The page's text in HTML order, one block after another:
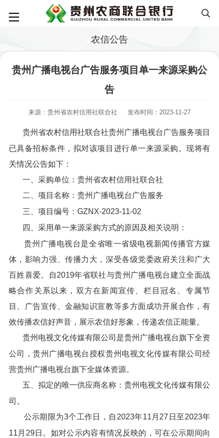
农信公告
贵州广播电视台广告服务项目单一来源采购公
告
来源：贵州省农村信用社联合社 发布时间：2023-11-27
贵州省农村信用社联合社贵州广播电视台广告服务项目
已具备招标条件，拟对该项目进行单一来源采购。现将有
关情况公告如下：
一、采购单位：贵州省农村信用社联合社
二、项目名称：贵州广播电视台广告服务
三、项目编号：GZNX-2023-11-02
四、采用单一来源采购方式的原因及相关说明：
贵州广播电视台是全省唯一省级电视新闻传播官方媒
体，影响力强、传播力大，深受各级党委政府关注和广大
百姓喜爱。自2019年省联社与贵州广播电视台建立全面战
略合作关系以来，双方在新闻宣传、栏目冠名、专属节
目、广告宣传、金融知识宣教等多方面成功开展合作，有
效传播农信好声音，展示农信好形象，传递农信正能量。
贵州电视文化传媒有限公司是贵州广播电视台旗下全资
公司，贵州广播电视台授权贵州电视文化传媒有限公司经
营贵州广播电视台旗下全媒体资源。
五、拟定的唯一供应商名称：贵州电视文化传媒有限公
司。
公示期限为3个工作日，自2023年11月27日至2023年
11月29日。如对公示内容有情况反映的，可在公示期间向